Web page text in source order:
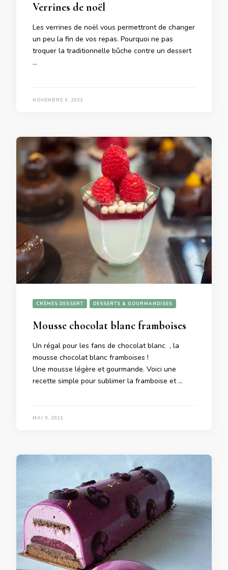
Verrines de noël
Les verrines de noël vous permettront de changer
un peu la fin de vos repas. Pourquoi ne pas
troquer la traditionnelle bûche contre un dessert
…
NOVEMBRE 6, 2022
CRÈMES DESSERT DESSERTS & GOURMANDISES
Mousse chocolat blanc framboises
Un régal pour les fans de chocolat blanc , la
mousse chocolat blanc framboises !
Une mousse légère et gourmande. Voici une
recette simple pour sublimer la framboise et …
MAI 9, 2021